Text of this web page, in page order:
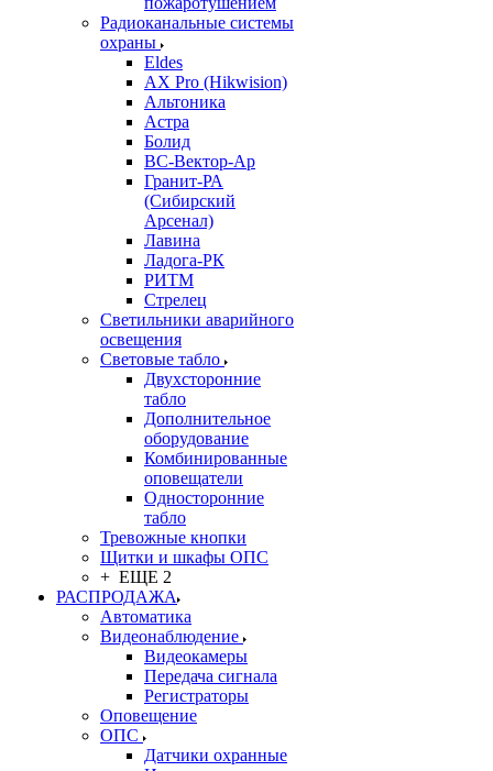
Радиоканальные системы
охраны
Eldes
AX Pro (Hikwision)
Альтоника
Астра
Болид
ВС-Вектор-Ар
Гранит-РА
(Сибирский
Арсенал)
Лавина
Ладога-РК
РИТМ
Стрелец
Светильники аварийного
освещения
Световые табло
Двухсторонние
табло
Дополнительное
оборудование
Комбинированные
оповещатели
Односторонние
табло
Тревожные кнопки
Щитки и шкафы ОПС
+ ЕЩЕ 2
РАСПРОДАЖА
Автоматика
Видеонаблюдение
Видеокамеры
Передача сигнала
Регистраторы
Оповещение
ОПС
Датчики охранные